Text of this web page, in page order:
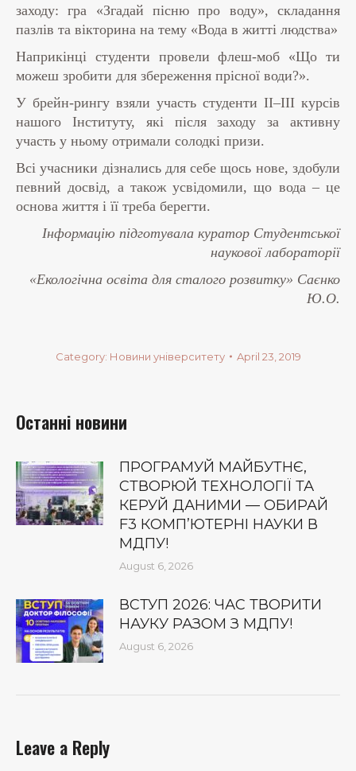
заходу: гра «Згадай пісню про воду», складання
пазлів та вікторина на тему «Вода в житті людства»
Наприкінці студенти провели флеш-моб «Що ти
можеш зробити для збереження прісної води?».
У брейн-рингу взяли участь студенти II–IІІ курсів
нашого Інституту, які після заходу за активну
участь у ньому отримали солодкі призи.
Всі учасники дізнались для себе щось нове, здобули
певний досвід, а також усвідомили, що вода – це
основа життя і її треба берегти.
Інформацію підготувала куратор Студентської
наукової лабораторії
«Екологічна освіта для сталого розвитку» Саєнко
Ю.О.
Category: Новини університету April 23, 2019
Останні новини
ПРОГРАМУЙ МАЙБУТНЄ,
СТВОРЮЙ ТЕХНОЛОГІЇ ТА
КЕРУЙ ДАНИМИ — ОБИРАЙ
F3 КОМП’ЮТЕРНІ НАУКИ В
МДПУ!
August 6, 2026
ВСТУП 2026: ЧАС ТВОРИТИ
НАУКУ РАЗОМ З МДПУ!
August 6, 2026
Leave a Reply